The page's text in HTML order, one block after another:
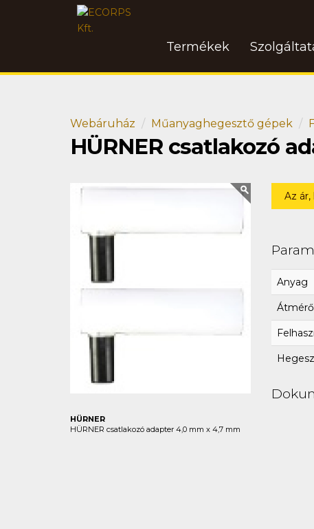
Termékek
Webáruház Műanyaghegesztő gépek
HÜRNER csatlakozó
HÜRNER
HÜRNER csatlakozó adapter 4,0 mm x 4,7 mm
Az
Anyag